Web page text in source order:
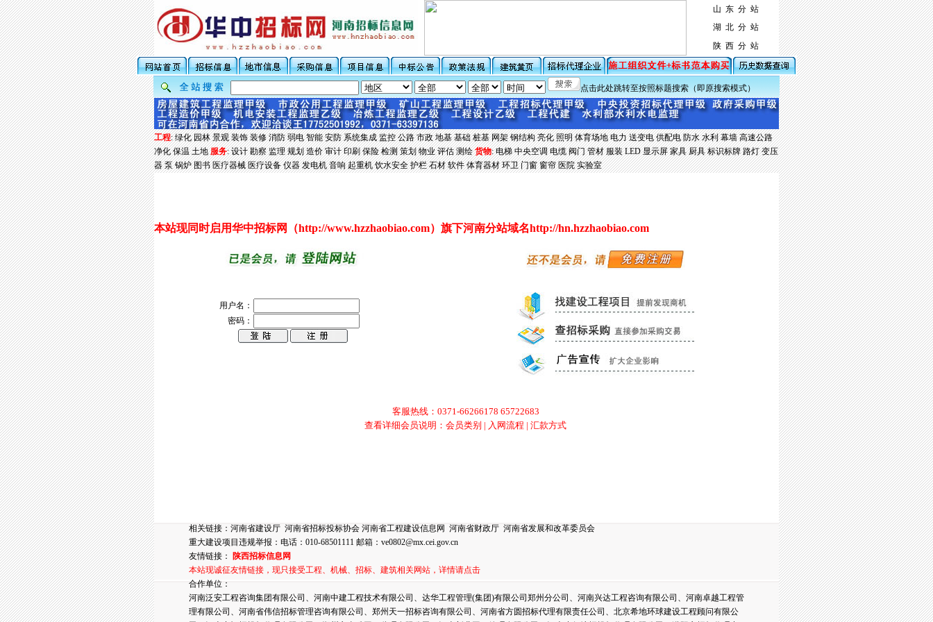
山 东 分 站
湖 北 分 站
陕 西 分 站
点击此处跳转至按照标题搜索（即原搜索模式）
工程:绿化 园林 景观 装饰 装修 消防 弱电 智能 安防 系统集成 监控 公路 市政 地基 基础 桩基 网架 钢结构 亮化 照明 体育场地 电力 送变电 供配电 防水 水利 幕墙 高速公路
净化 保温 土地 服务:设计 勘察 监理 规划 造价 审计 印刷 保险 检测 策划 物业 评估 测绘 货物:电梯 中央空调 电缆 阀门 管材 服装 LED 显示屏 家具 厨具 标识标牌 路灯 变压
器 泵 锅炉 图书 医疗器械 医疗设备 仪器 发电机 音响 起重机 饮水安全 护栏 石材 软件 体育器材 环卫 门窗 窗帘 医院 实验室
本站现同时启用华中招标网（http://www.hzzhaobiao.com）旗下河南分站域名http://hn.hzzhaobiao.com
用户名：
密码：
客服热线：0371-66266178 65722683
查看详细会员说明： 会员类别 | 入网流程 | 汇款方式
相关链接： 河南省建设厅 河南省招标投标协会 河南省工程建设信息网 河南省财政厅 河南省发展和改革委员会
重大建设项目违规举报：电话：010-68501111 邮箱： ve0802@mx.cei.gov.cn
友情链接：
陕西招标信息网
本站现诚征友情链接，现只接受工程、机械、招标、建筑相关网站，详情请点击
合作单位：
河南泛安工程咨询集团有限公司、河南中建工程技术有限公司、达华工程管理(集团)有限公司郑州分公司、河南兴达工程咨询有限公司、河南卓越工程管
理有限公司、河南省伟信招标管理咨询有限公司、郑州天一招标咨询有限公司、河南省方圆招标代理有限责任公司、北京希地环球建设工程顾问有限公